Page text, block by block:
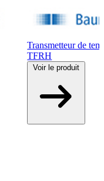
Transmetteur de
TFRH
Voir le produit